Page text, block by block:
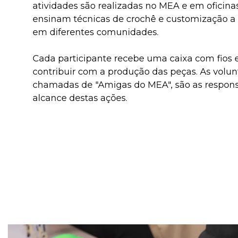
atividades são realizadas no MEA e em
ensinam técnicas de crochê e customização
em diferentes comunidades.
Cada participante recebe uma caixa com fios
contribuir com a produção das peças. As
chamadas de "Amigas do MEA", são as
alcance destas ações.